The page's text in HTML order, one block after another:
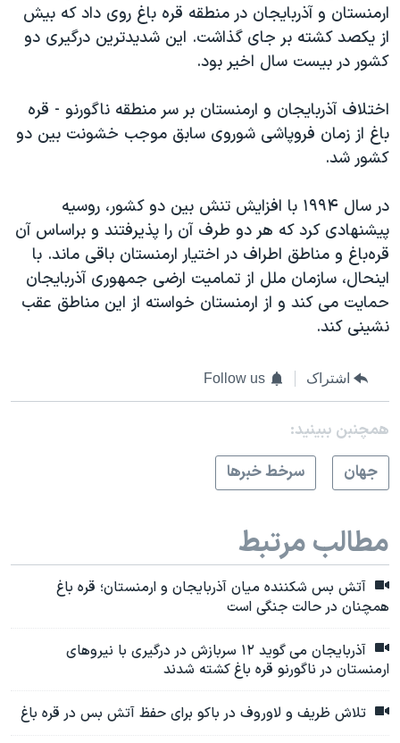
ارمنستان و آذربایجان در منطقه قره باغ روی داد که بیش
از یکصد کشته بر جای گذاشت. این شدیدترین درگیری دو
کشور در بیست سال اخیر بود.
اختلاف آذربایجان و ارمنستان بر سر منطقه ناگورنو - قره
باغ از زمان فروپاشی شوروی سابق موجب خشونت بین دو
کشور شد.
در سال ۱۹۹۴ با افزایش تنش بین دو کشور، روسیه
پیشنهادی کرد که هر دو طرف آن را پذیرفتند و براساس آن
قره‌باغ و مناطق اطراف در اختیار ارمنستان باقی ماند. با
اینحال، سازمان ملل از تمامیت ارضی جمهوری آذربایجان
حمایت می کند و از ارمنستان خواسته از این مناطق عقب
نشینی کند.
اشتراک Follow us
همچنبن ببینید:
جهان
سرخط خبرها
مطالب مرتبط
آتش بس شکننده میان آذربایجان و ارمنستان؛ قره باغ
همچنان در حالت جنگی است
آذربایجان می گوید ۱۲ سربازش در درگیری با نیروهای
ارمنستان در ناگورنو قره باغ کشته شدند
تلاش ظریف و لاوروف در باکو برای حفظ آتش بس در قره باغ